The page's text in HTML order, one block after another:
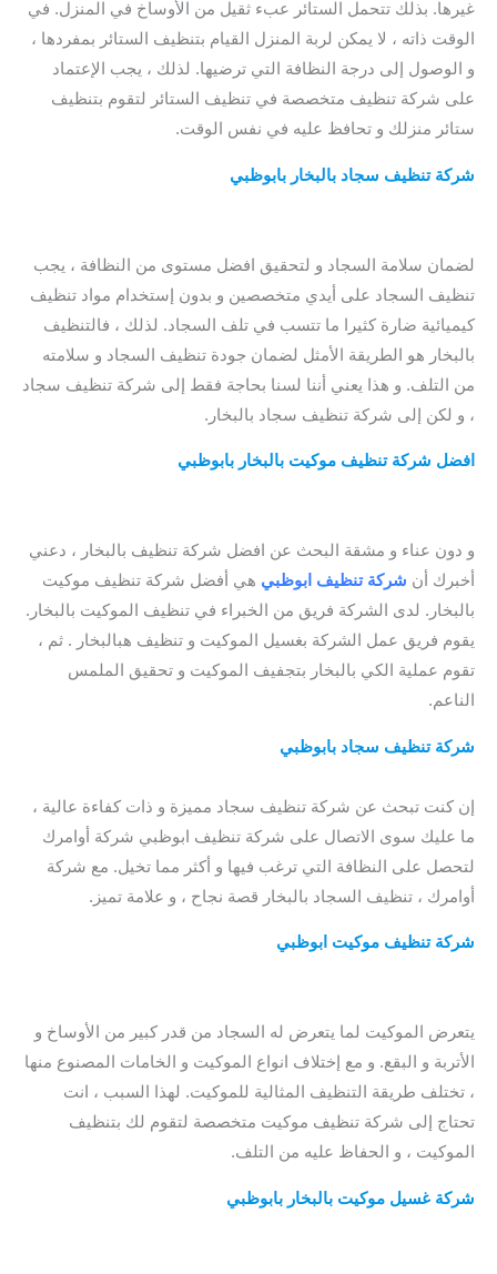
غيرها. بذلك تتحمل الستائر عبء ثقيل من الأوساخ في المنزل. في
الوقت ذاته ، لا يمكن لربة المنزل القيام بتنظيف الستائر بمفردها ،
و الوصول إلى درجة النظافة التي ترضيها. لذلك ، يجب الإعتماد
على شركة تنظيف متخصصة في تنظيف الستائر لتقوم بتنظيف
ستائر منزلك و تحافظ عليه في نفس الوقت.
شركة تنظيف سجاد بالبخار بابوظبي
لضمان سلامة السجاد و لتحقيق افضل مستوى من النظافة ، يجب
تنظيف السجاد على أيدي متخصصين و بدون إستخدام مواد تنظيف
كيميائية ضارة كثيرا ما تتسب في تلف السجاد. لذلك ، فالتنظيف
بالبخار هو الطريقة الأمثل لضمان جودة تنظيف السجاد و سلامته
من التلف. و هذا يعني أننا لسنا بحاجة فقط إلى شركة تنظيف سجاد
، و لكن إلى شركة تنظيف سجاد بالبخار.
افضل شركة تنظيف موكيت بالبخار بابوظبي
و دون عناء و مشقة البحث عن افضل شركة تنظيف بالبخار ، دعني
أخبرك أن شركة تنظيف ابوظبي هي أفضل شركة تنظيف موكيت
بالبخار. لدى الشركة فريق من الخبراء في تنظيف الموكيت بالبخار.
يقوم فريق عمل الشركة بغسيل الموكيت و تنظيف هبالبخار . ثم ،
تقوم عملية الكي بالبخار بتجفيف الموكيت و تحقيق الملمس
الناعم.
شركة تنظيف سجاد بابوظبي
إن كنت تبحث عن شركة تنظيف سجاد مميزة و ذات كفاءة عالية ،
ما عليك سوى الاتصال على شركة تنظيف ابوظبي شركة أوامرك
لتحصل على النظافة التي ترغب فيها و أكثر مما تخيل. مع شركة
أوامرك ، تنظيف السجاد بالبخار قصة نجاح ، و علامة تميز.
شركة تنظيف موكيت ابوظبي
يتعرض الموكيت لما يتعرض له السجاد من قدر كبير من الأوساخ و
الأتربة و البقع. و مع إختلاف انواع الموكيت و الخامات المصنوع منها
، تختلف طريقة التنظيف المثالية للموكيت. لهذا السبب ، انت
تحتاج إلى شركة تنظيف موكيت متخصصة لتقوم لك بتنظيف
الموكيت ، و الحفاظ عليه من التلف.
شركة غسيل موكيت بالبخار بابوظبي